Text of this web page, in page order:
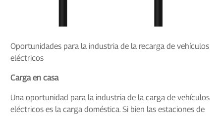
Oportunidades para la industria de la recarga de vehículos
eléctricos
Carga en casa
Una oportunidad para la industria de la carga de vehículos
eléctricos es la carga doméstica. Si bien las estaciones de